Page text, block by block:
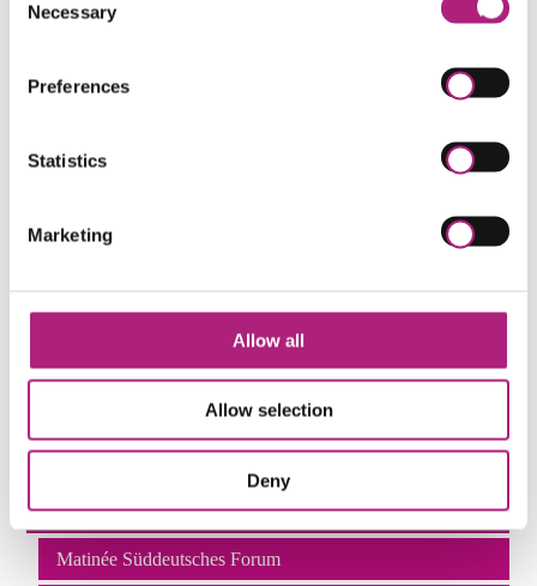
Selection
Necessary
Preferences
Statistics
Marketing
Allow all
Allow selection
Deny
Restrukturierungsberater, Entscheidungsträger
Wirtschaftsprüfer, Steuerberater, Richter,
Navigation
überspringen
KI & Digitalisierung Weiterbildung
COACHING AUSBILDUNG
Juristische Weiterbildung
Matinée Süddeutsches Forum